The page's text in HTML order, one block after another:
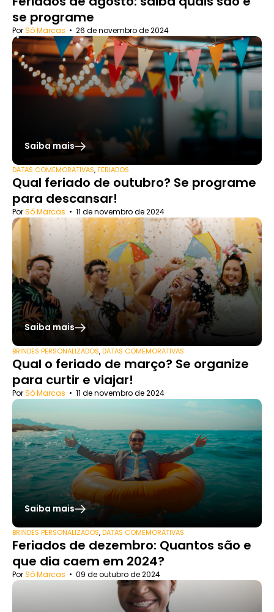
se programe
PorSó Marcas • 26 de novembro de 2024
Saiba mais
DATAS COMEMORATIVAS,FERIADOS
Qual feriado de outubro? Se programe
para descansar!
PorSó Marcas • 11 de novembro de 2024
Saiba mais
BRINDES PERSONALIZADOS,DATAS COMEMORATIVAS
Qual o feriado de março? Se organize
para curtir e viajar!
PorSó Marcas • 11 de novembro de 2024
Saiba mais
BRINDES PERSONALIZADOS,DATAS COMEMORATIVAS
Feriados de dezembro: Quantos são e
que dia caem em 2024?
PorSó Marcas • 09 de outubro de 2024